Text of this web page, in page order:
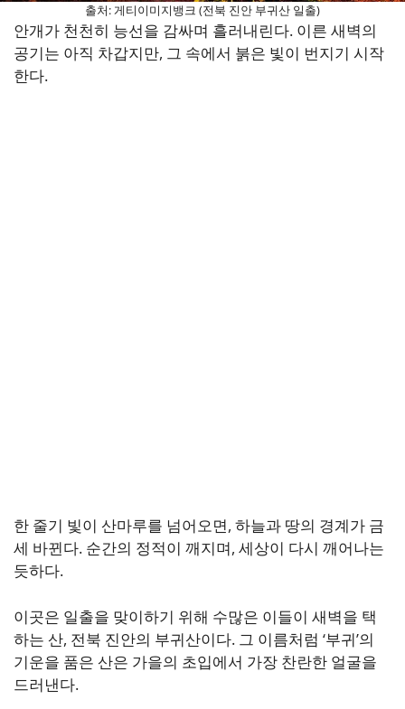
출처: 게티이미지뱅크 (전북 진안 부귀산 일출)
안개가 천천히 능선을 감싸며 흘러내린다. 이른 새벽의
공기는 아직 차갑지만, 그 속에서 붉은 빛이 번지기 시작
한다.
한 줄기 빛이 산마루를 넘어오면, 하늘과 땅의 경계가 금
세 바뀐다. 순간의 정적이 깨지며, 세상이 다시 깨어나는
듯하다.
이곳은 일출을 맞이하기 위해 수많은 이들이 새벽을 택
하는 산, 전북 진안의 부귀산이다. 그 이름처럼 ‘부귀’의
기운을 품은 산은 가을의 초입에서 가장 찬란한 얼굴을
드러낸다.